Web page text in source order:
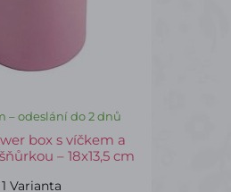
– odeslání do 2 dnů
box s víčkem a
– 18x13,5 cm
1 Varianta